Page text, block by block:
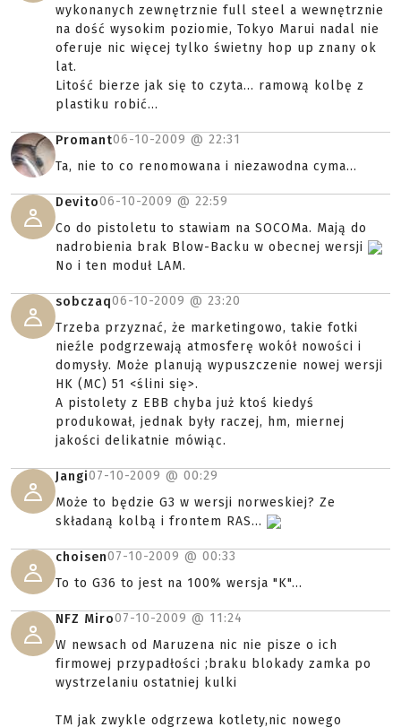
wykonanych zewnętrznie full steel a wewnętrznie
na dość wysokim poziomie, Tokyo Marui nadal nie
oferuje nic więcej tylko świetny hop up znany ok
lat.
Litość bierze jak się to czyta... ramową kolbę z
plastiku robić...
Promant06-10-2009 @ 22:31
Ta, nie to co renomowana i niezawodna cyma...
Devito06-10-2009 @ 22:59
Co do pistoletu to stawiam na SOCOMa. Mają do
nadrobienia brak Blow-Backu w obecnej wersji
No i ten moduł LAM.
sobczaq06-10-2009 @ 23:20
Trzeba przyznać, że marketingowo, takie fotki
nieźle podgrzewają atmosferę wokół nowości i
domysły. Może planują wypuszczenie nowej wersji
HK (MC) 51 <ślini się>.
A pistolety z EBB chyba już ktoś kiedyś
produkował, jednak były raczej, hm, miernej
jakości delikatnie mówiąc.
Jangi07-10-2009 @ 00:29
Może to będzie G3 w wersji norweskiej? Ze
składaną kolbą i frontem RAS...
choisen07-10-2009 @ 00:33
To to G36 to jest na 100% wersja "K"...
NFZ Miro07-10-2009 @ 11:24
W newsach od Maruzena nic nie pisze o ich
firmowej przypadłości ;braku blokady zamka po
wystrzelaniu ostatniej kulki
TM jak zwykle odgrzewa kotlety,nic nowego